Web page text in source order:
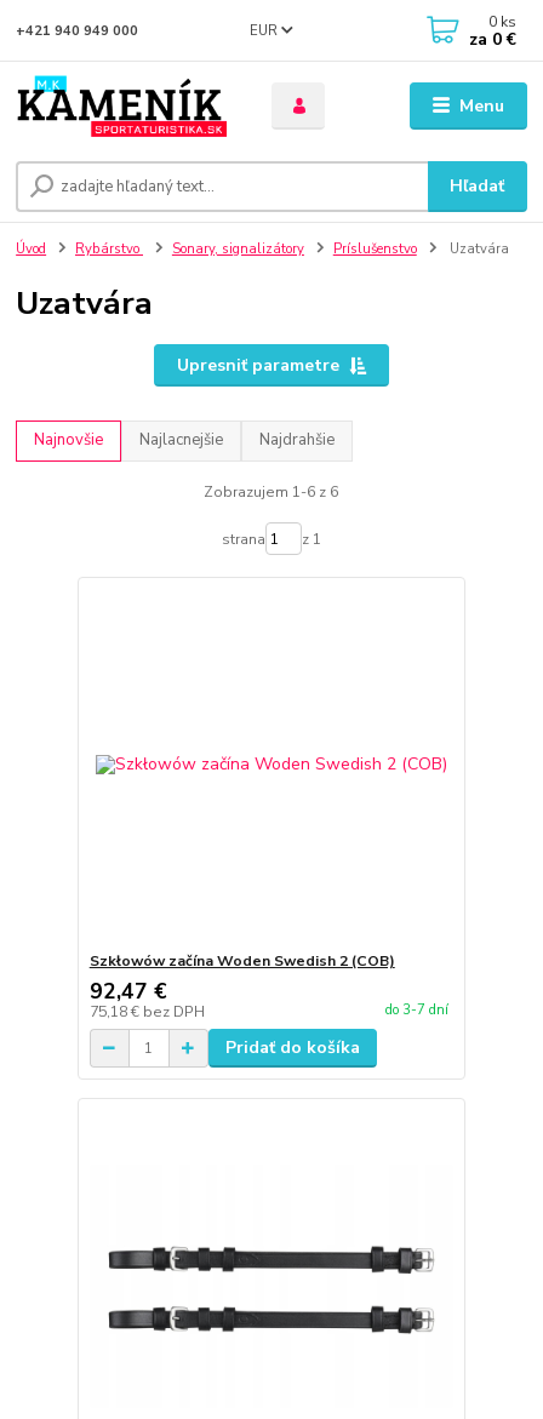
Menu
EUR
Hľadať
+421 940 949 000 0 ks
za 0 €
Úvod Rybárstvo Sonary, signalizátory Príslušenstvo Uzatvára
Uzatvára
Upresniť parametre
Najnovšie Najlacnejšie Najdrahšie
Zobrazujem 1-6 z 6
strana z 1
Szkłowów začína Woden Swedish 2 (COB)
92,47 €
75,18 € bez DPH do 3-7 dní
Pridať do košíka